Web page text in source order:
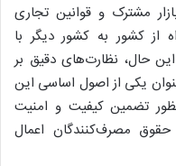
مشترک و قوانین تجاری
از کشور به کشور دیگر با
حال، نظارت‌های دقیق بر
یکی از اصول اساسی این
تضمین کیفیت و امنیت
مصرف‌کنندگان اعمال